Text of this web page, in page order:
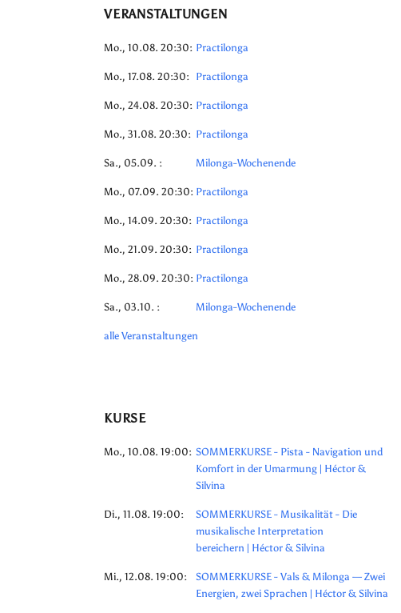
VERANSTALTUNGEN
Mo., 10.08. 20:30: Practilonga
Mo., 17.08. 20:30: Practilonga
Mo., 24.08. 20:30: Practilonga
Mo., 31.08. 20:30: Practilonga
Sa., 05.09. : Milonga-Wochenende
Mo., 07.09. 20:30: Practilonga
Mo., 14.09. 20:30: Practilonga
Mo., 21.09. 20:30: Practilonga
Mo., 28.09. 20:30: Practilonga
Sa., 03.10. : Milonga-Wochenende
alle Veranstaltungen
KURSE
Mo., 10.08. 19:00: SOMMERKURSE - Pista - Navigation und
Komfort in der Umarmung | Héctor &
Silvina
Di., 11.08. 19:00:
SOMMERKURSE - Musikalität - Die
musikalische Interpretation
bereichern | Héctor & Silvina
Mi., 12.08. 19:00:
SOMMERKURSE - Vals & Milonga — Zwei
Energien, zwei Sprachen | Héctor & Silvina